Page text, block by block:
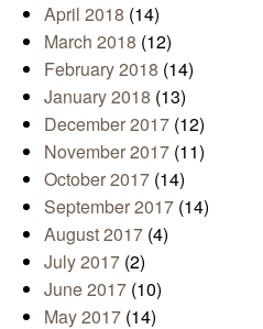
April 2018 (14)
March 2018 (12)
February 2018 (14)
January 2018 (13)
December 2017 (12)
November 2017 (11)
October 2017 (14)
September 2017 (14)
August 2017 (4)
July 2017 (2)
June 2017 (10)
May 2017 (14)